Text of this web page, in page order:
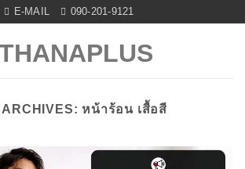
E-MAIL 090-201-9121
ARCHIVES: หน้าร้อน เสื้อสี